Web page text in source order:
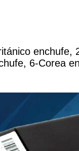
enchufe,
6-Corea